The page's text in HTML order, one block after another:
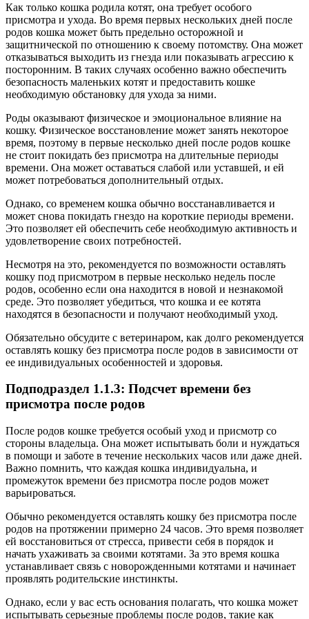
Как только кошка родила котят, она требует особого
присмотра и ухода. Во время первых нескольких дней после
родов кошка может быть предельно осторожной и
защитнической по отношению к своему потомству. Она может
отказываться выходить из гнезда или показывать агрессию к
посторонним. В таких случаях особенно важно обеспечить
безопасность маленьких котят и предоставить кошке
необходимую обстановку для ухода за ними.
Роды оказывают физическое и эмоциональное влияние на
кошку. Физическое восстановление может занять некоторое
время, поэтому в первые несколько дней после родов кошке
не стоит покидать без присмотра на длительные периоды
времени. Она может оставаться слабой или уставшей, и ей
может потребоваться дополнительный отдых.
Однако, со временем кошка обычно восстанавливается и
может снова покидать гнездо на короткие периоды времени.
Это позволяет ей обеспечить себе необходимую активность и
удовлетворение своих потребностей.
Несмотря на это, рекомендуется по возможности оставлять
кошку под присмотром в первые несколько недель после
родов, особенно если она находится в новой и незнакомой
среде. Это позволяет убедиться, что кошка и ее котята
находятся в безопасности и получают необходимый уход.
Обязательно обсудите с ветеринаром, как долго рекомендуется
оставлять кошку без присмотра после родов в зависимости от
ее индивидуальных особенностей и здоровья.
Подподраздел 1.1.3: Подсчет времени без
присмотра после родов
После родов кошке требуется особый уход и присмотр со
стороны владельца. Она может испытывать боли и нуждаться
в помощи и заботе в течение нескольких часов или даже дней.
Важно помнить, что каждая кошка индивидуальна, и
промежуток времени без присмотра после родов может
варьироваться.
Обычно рекомендуется оставлять кошку без присмотра после
родов на протяжении примерно 24 часов. Это время позволяет
ей восстановиться от стресса, привести себя в порядок и
начать ухаживать за своими котятами. За это время кошка
устанавливает связь с новорожденными котятами и начинает
проявлять родительские инстинкты.
Однако, если у вас есть основания полагать, что кошка может
испытывать серьезные проблемы после родов, такие как